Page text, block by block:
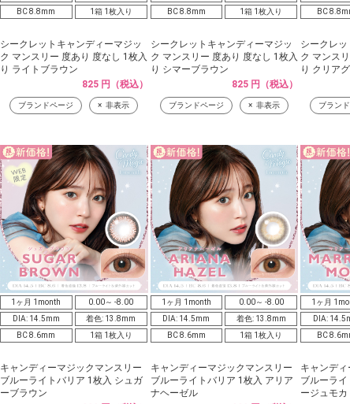
BC 8.8mm
1箱 1枚入り
シークレットキャンディーマジッ
ク マンスリー 度あり 度なし 1枚入
り ライトブラウン
825 円（税込）
ブランドページ 非表示
BC 8.8mm
1箱 1枚入り
シークレットキャンディーマジッ
ク マンスリー 度あり 度なし 1枚入
り シマーブラウン
825 円（税込）
ブランドページ 非表示
BC
シークレ
ク マンス
り クリア
ブラン
1ヶ月 1month
0.00～ -8.00
DIA: 14.5mm
着色: 13.8mm
BC 8.6mm
1箱 1枚入り
キャンディーマジックマンスリー
ブルーライトバリア 1枚入 シュガ
ーブラウン
1ヶ月 1month
0.00～ -8.00
DIA: 14.5mm
着色: 13.8mm
BC 8.6mm
1箱 1枚入り
キャンディーマジックマンスリー
ブルーライトバリア 1枚入 アリア
ナヘーゼル
1ヶ月
DIA:
BC
キャンデ
ブルーラ
ージュモカ